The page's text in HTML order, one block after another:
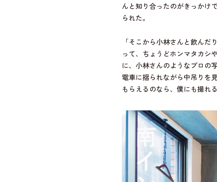
んと知り合ったのがきっかけ
られた。
「そこから小林さんと飲ん
って、ちょうどホンマタカシ
に、小林さんのようなプロの
電車に揺られながら中吊りを
もらえるのなら、僕にも撮れ